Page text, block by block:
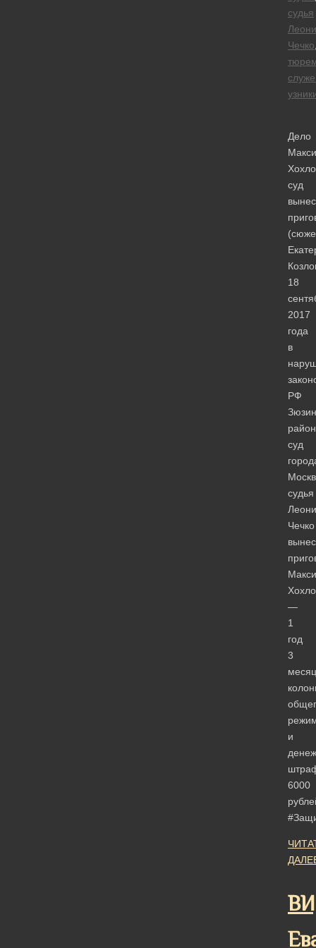
судья
Чечко
Дело
суд
вынес
18
2017
года
в
РФ
суд
судья
Чечко
вынес
—
1
год
3
и
6000